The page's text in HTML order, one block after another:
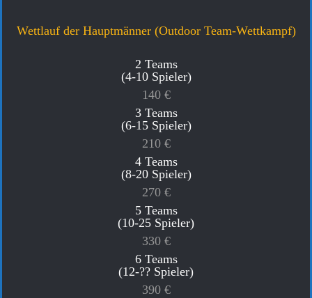
Wettlauf der Hauptmänner (Outdoor Team-Wettkampf)
2 Teams
(4-10 Spieler)
140 €
3 Teams
(6-15 Spieler)
210 €
4 Teams
(8-20 Spieler)
270 €
5 Teams
(10-25 Spieler)
330 €
6 Teams
(12-?? Spieler)
390 €